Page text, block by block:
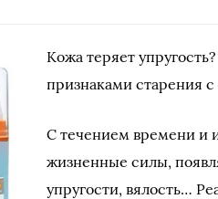
Кожа теряет
признаками старения
С течением времени и
жизненные силы,
упругости, вялость…